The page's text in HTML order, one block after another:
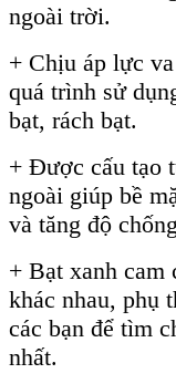
ngoài trời.
+ Chịu áp lực
quá trình sử
bạt, rách bạt.
+ Được cấu tạo
ngoài giúp bề
và tăng độ
+ Bạt xanh
khác nhau, phụ
các bạn để tìm
nhất.